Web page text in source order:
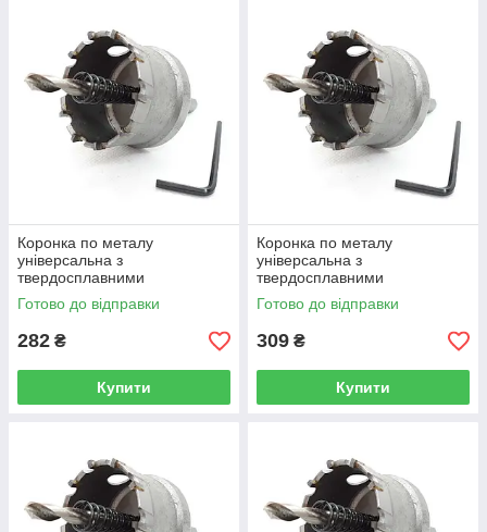
Коронка по металу
універсальна з
твердосплавними
напайками, Rapide 32 мм
(R0427)
Готово до відправки
282 ₴
Купити
Коронка по металу
універсальна з
твердосплавними
напайками, Rapide 35 мм
(R0428)
Готово до відправки
309 ₴
Купити